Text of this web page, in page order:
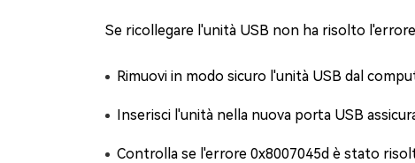
Se ricollegare l'unità USB non ha risolto
Rimuovi in modo sicuro l'unità USB dal
Inserisci l'unità nella nuova porta USB
Controlla se l'errore 0x8007045d è stato